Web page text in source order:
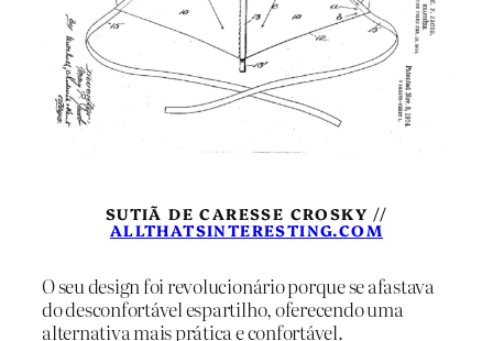
SUTIÃ DE CARESSE CROSKY //
ALLTHATSINTERESTING.COM
O seu design foi revolucionário porque se afastava
do desconfortável espartilho, oferecendo uma
alternativa mais prática e confortável.